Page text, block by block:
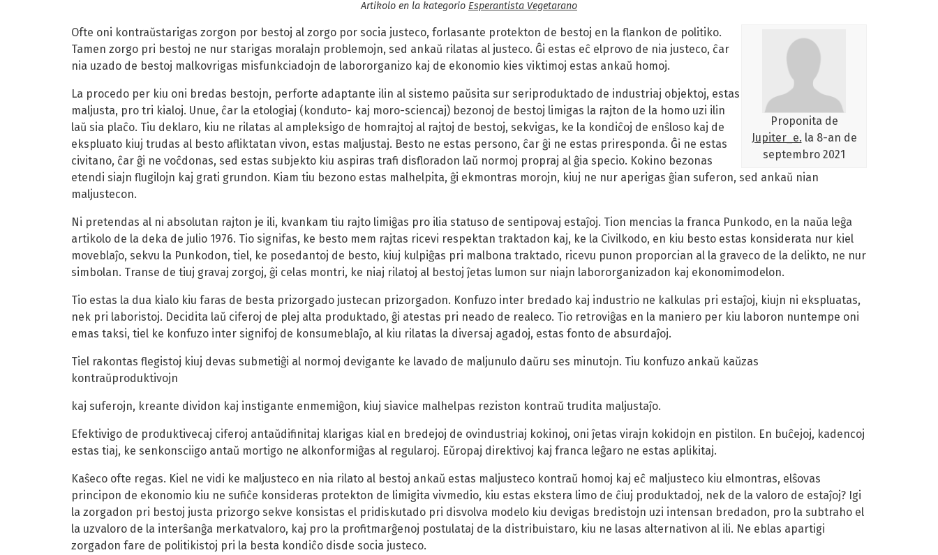
Artikolo en la kategorio Esperantista Vegetarano
Proponita de
Jupiter_e. la 8-an de
septembro 2021
Ofte oni kontraŭstarigas zorgon por bestoj al zorgo por socia justeco, forlasante protekton de bestoj en la flankon de politiko.
Tamen zorgo pri bestoj ne nur starigas moralajn problemojn, sed ankaŭ rilatas al justeco. Ĝi estas eĉ elprovo de nia justeco, ĉar
nia uzado de bestoj malkovrigas misfunkciadojn de labororganizo kaj de ekonomio kies viktimoj estas ankaŭ homoj.
La procedo per kiu oni bredas bestojn, perforte adaptante ilin al sistemo paŭsita sur seriproduktado de industriaj objektoj, estas
maljusta, pro tri kialoj. Unue, ĉar la etologiaj (konduto- kaj moro-sciencaj) bezonoj de bestoj limigas la rajton de la homo uzi ilin
laŭ sia plaĉo. Tiu deklaro, kiu ne rilatas al ampleksigo de homrajtoj al rajtoj de bestoj, sekvigas, ke la kondiĉoj de enŝloso kaj de
ekspluato kiuj trudas al besto afliktatan vivon, estas maljustaj. Besto ne estas persono, ĉar ĝi ne estas priresponda. Ĝi ne estas
civitano, ĉar ĝi ne voĉdonas, sed estas subjekto kiu aspiras trafi disfloradon laŭ normoj propraj al ĝia specio. Kokino bezonas
etendi siajn flugilojn kaj grati grundon. Kiam tiu bezono estas malhelpita, ĝi ekmontras morojn, kiuj ne nur aperigas ĝian suferon, sed ankaŭ nian
maljustecon.
Ni pretendas al ni absolutan rajton je ili, kvankam tiu rajto limiĝas pro ilia statuso de sentipovaj estaĵoj. Tion mencias la franca Punkodo, en la naŭa leĝa
artikolo de la deka de julio 1976. Tio signifas, ke besto mem rajtas ricevi respektan traktadon kaj, ke la Civilkodo, en kiu besto estas konsiderata nur kiel
moveblaĵo, sekvu la Punkodon, tiel, ke posedantoj de besto, kiuj kulpiĝas pri malbona traktado, ricevu punon proporcian al la graveco de la delikto, ne nur
simbolan. Transe de tiuj gravaj zorgoj, ĝi celas montri, ke niaj rilatoj al bestoj ĵetas lumon sur niajn labororganizadon kaj ekonomimodelon.
Tio estas la dua kialo kiu faras de besta prizorgado justecan prizorgadon. Konfuzo inter bredado kaj industrio ne kalkulas pri estaĵoj, kiujn ni ekspluatas,
nek pri laboristoj. Decidita laŭ ciferoj de plej alta produktado, ĝi atestas pri neado de realeco. Tio retroviĝas en la maniero per kiu laboron nuntempe oni
emas taksi, tiel ke konfuzo inter signifoj de konsumeblaĵo, al kiu rilatas la diversaj agadoj, estas fonto de absurdaĵoj.
Tiel rakontas flegistoj kiuj devas submetiĝi al normoj devigante ke lavado de maljunulo daŭru ses minutojn. Tiu konfuzo ankaŭ kaŭzas
kontraŭproduktivojn
kaj suferojn, kreante dividon kaj instigante enmemiĝon, kiuj siavice malhelpas reziston kontraŭ trudita maljustaĵo.
Efektivigo de produktivecaj ciferoj antaŭdifinitaj klarigas kial en bredejoj de ovindustriaj kokinoj, oni ĵetas virajn kokidojn en pistilon. En buĉejoj, kadencoj
estas tiaj, ke senkonsciigo antaŭ mortigo ne alkonformiĝas al regularoj. Eŭropaj direktivoj kaj franca leĝaro ne estas aplikitaj.
Kaŝeco ofte regas. Kiel ne vidi ke maljusteco en nia rilato al bestoj ankaŭ estas maljusteco kontraŭ homoj kaj eĉ maljusteco kiu elmontras, elŝovas
principon de ekonomio kiu ne sufiĉe konsideras protekton de limigita vivmedio, kiu estas ekstera limo de ĉiuj produktadoj, nek de la valoro de estaĵoj? Igi
la zorgadon pri bestoj justa prizorgo sekve konsistas el pridiskutado pri disvolva modelo kiu devigas bredistojn uzi intensan bredadon, pro la subtraho el
la uzvaloro de la interŝanĝa merkatvaloro, kaj pro la profitmarĝenoj postulataj de la distribuistaro, kiu ne lasas alternativon al ili. Ne eblas apartigi
zorgadon fare de politikistoj pri la besta kondiĉo disde socia justeco.